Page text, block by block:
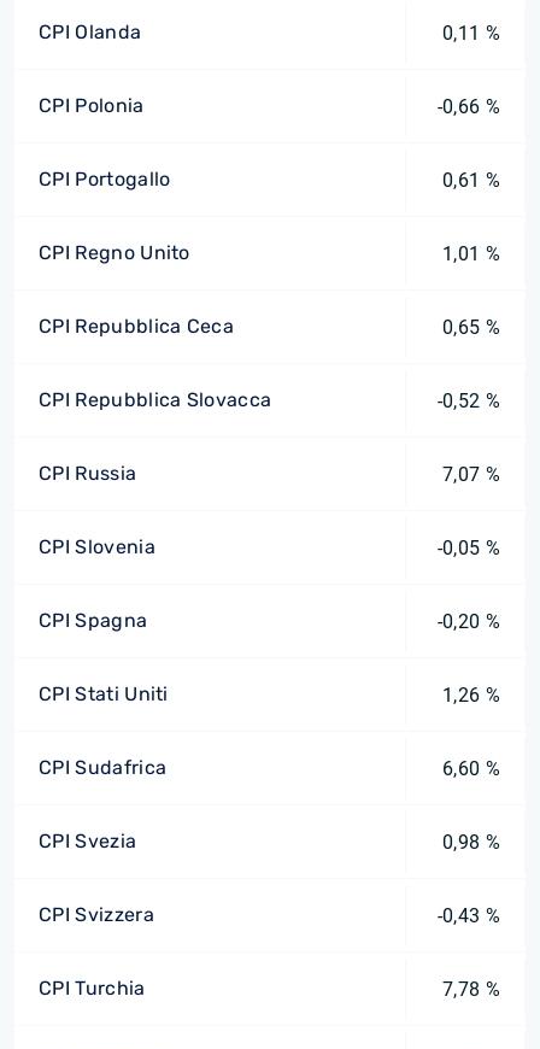
CPI Olanda 0,11 %
CPI Polonia -0,66 %
CPI Portogallo 0,61 %
CPI Regno Unito 1,01 %
CPI Repubblica Ceca 0,65 %
CPI Repubblica Slovacca -0,52 %
CPI Russia 7,07 %
CPI Slovenia -0,05 %
CPI Spagna -0,20 %
CPI Stati Uniti 1,26 %
CPI Sudafrica 6,60 %
CPI Svezia 0,98 %
CPI Svizzera -0,43 %
CPI Turchia 7,78 %